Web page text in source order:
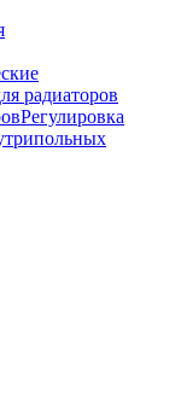
радиаторов
Регулировка